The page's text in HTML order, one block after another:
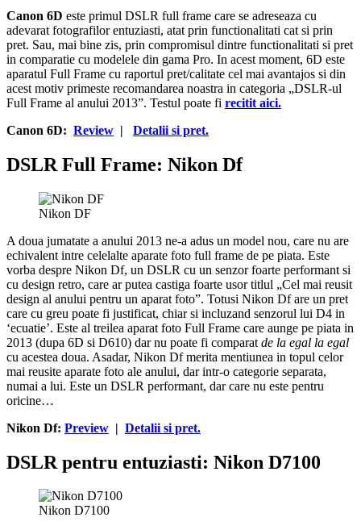
Canon 6D este primul DSLR full frame care se adreseaza cu
adevarat fotografilor entuziasti, atat prin functionalitati cat si prin
pret. Sau, mai bine zis, prin compromisul dintre functionalitati si pret
in comparatie cu modelele din gama Pro. In acest moment, 6D este
aparatul Full Frame cu raportul pret/calitate cel mai avantajos si din
acest motiv primeste recomandarea noastra in categoria „DSLR-ul
Full Frame al anului 2013”. Testul poate fi recitit aici.
Canon 6D: Review | Detalii si pret.
DSLR Full Frame: Nikon Df
Nikon DF
A doua jumatate a anului 2013 ne-a adus un model nou, care nu are
echivalent intre celelalte aparate foto full frame de pe piata. Este
vorba despre Nikon Df, un DSLR cu un senzor foarte performant si
cu design retro, care ar putea castiga foarte usor titlul „Cel mai reusit
design al anului pentru un aparat foto”. Totusi Nikon Df are un pret
care cu greu poate fi justificat, chiar si incluzand senzorul lui D4 in
‘ecuatie’. Este al treilea aparat foto Full Frame care aunge pe piata in
2013 (dupa 6D si D610) dar nu poate fi comparat de la egal la egal
cu acestea doua. Asadar, Nikon Df merita mentiunea in topul celor
mai reusite aparate foto ale anului, dar intr-o categorie separata,
numai a lui. Este un DSLR performant, dar care nu este pentru
oricine…
Nikon Df: Preview | Detalii si pret.
DSLR pentru entuziasti: Nikon D7100
Nikon D7100